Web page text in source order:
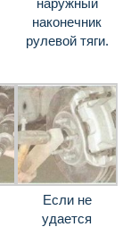
наружный
наконечник
рулевой тяги.
Если не
удается